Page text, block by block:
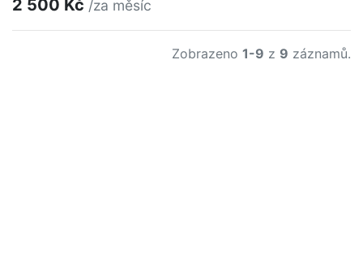
2 500 Kč /za měsíc
Zobrazeno 1-9 z 9 záznamů.